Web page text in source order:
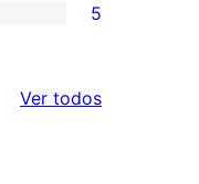
5
Ver todoslos